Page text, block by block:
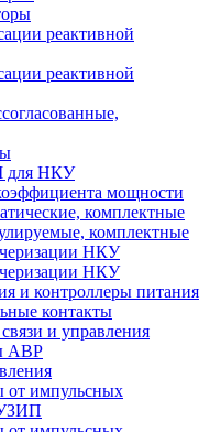
реактивной
реактивной
для НКУ
мощности
комплектные
комплектные
НКУ
НКУ
и контроллеры питания
контакты
и управления
АВР
от импульсных